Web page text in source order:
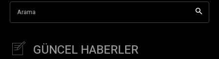
Arama
GÜNCEL HABERLER